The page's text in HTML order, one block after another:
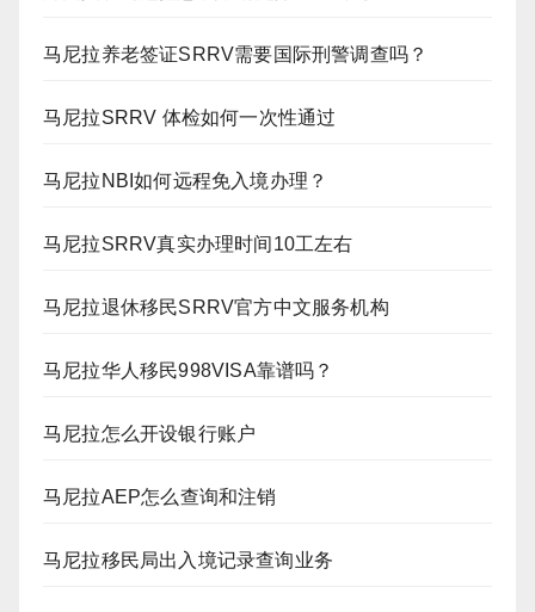
马尼拉养老签证SRRV需要国际刑警调查吗？
马尼拉SRRV 体检如何一次性通过
马尼拉NBI如何远程免入境办理？
马尼拉SRRV真实办理时间10工左右
马尼拉退休移民SRRV官方中文服务机构
马尼拉华人移民998VISA靠谱吗？
马尼拉怎么开设银行账户
马尼拉AEP怎么查询和注销
马尼拉移民局出入境记录查询业务